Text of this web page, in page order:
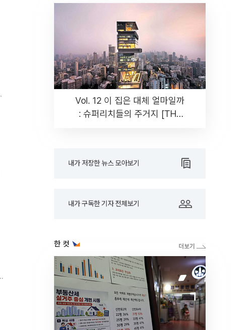
Vol. 12 이 집은 대체 얼마일까
: 슈퍼리치들의 주거지 [THE
내가 저장한 뉴스 모아보기
내가 구독한 기자 전체보기
한 컷